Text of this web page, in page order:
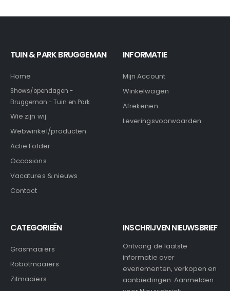
TUIN & PARK BRUGGEMAN
Home
Shows/opendagen -
Bruggeman - Tuin en Park
Wie zijn wij
Webwinkel/producten
Actie Folder
Occasions
Vacatures & nieuws
Contact
INFORMATIE
Mijn Account
Winkelwagen
Afrekenen
Leveringsvoorwaarden
CATEGORIEËN
Grasmaaiers
Robotmaaiers
Zitmaaiers
INSCHRIJVEN NIEUWSBRIEF
Ontvang de laatste
informatie over
evenementen, verkopen en
aanbiedingen. Aanmelden